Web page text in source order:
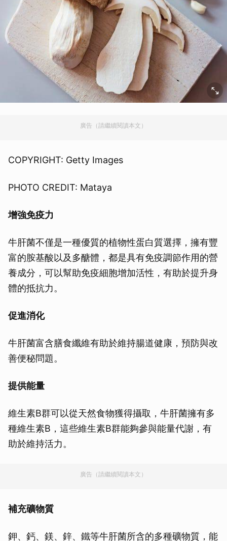
廣告（請繼續閱讀本文）
COPYRIGHT: Getty Images
PHOTO CREDIT: Mataya
增強免疫力
牛肝菌不僅是一種優質的植物性蛋白質選擇，擁有豐
富的胺基酸以及多醣體，都是具有免疫調節作用的營
養成分，可以幫助免疫細胞增加活性，有助於提升身
體的抵抗力。
促進消化
牛肝菌富含膳食纖維有助於維持腸道健康，預防與改
善便秘問題。
提供能量
維生素B群可以從天然食物獲得攝取，牛肝菌擁有多
種維生素B，這些維生素B群能夠參與能量代謝，有
助於維持活力。
廣告（請繼續閱讀本文）
補充礦物質
鉀、鈣、鎂、鋅、鐵等牛肝菌所含的多種礦物質，能